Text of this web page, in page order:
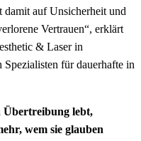
damit auf Unsicherheit und
Vertrauen“, erklärt
& Laser in
Spezialisten für dauerhafte in
Übertreibung lebt,
wem sie glauben